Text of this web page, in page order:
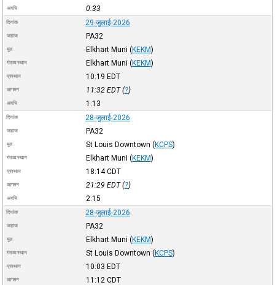
अवधि 0:33
दिनांक 29-जुलाई-2026
जहाज PA32
मूल Elkhart Muni (KEKM)
गंतव्य स्थान Elkhart Muni (KEKM)
प्रस्थान 10:19 EDT
आगमन 11:32 EDT(?)
अवधि 1:13
दिनांक 28-जुलाई-2026
जहाज PA32
मूल St Louis Downtown (KCPS)
गंतव्य स्थान Elkhart Muni (KEKM)
प्रस्थान 18:14CDT
आगमन 21:29 EDT(?)
अवधि 2:15
दिनांक 28-जुलाई-2026
जहाज PA32
मूल Elkhart Muni (KEKM)
गंतव्य स्थान St Louis Downtown (KCPS)
प्रस्थान 10:03 EDT
आगमन 11:12 CDT